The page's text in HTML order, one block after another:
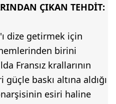
ÇIKAN TEHDİT:
dize getirmek için
birini
Fransız krallarının
güçle baskı altına aldığı
esiri haline